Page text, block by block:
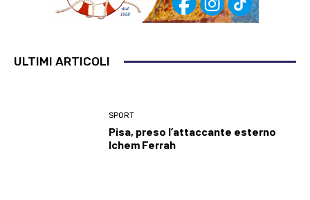
ULTIMI ARTICOLI
SPORT
Pisa, preso l’attaccante esterno
Ichem Ferrah